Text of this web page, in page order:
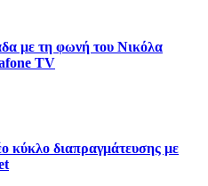
με τη φωνή του Νικόλα
TV
κύκλο διαπραγμάτευσης με